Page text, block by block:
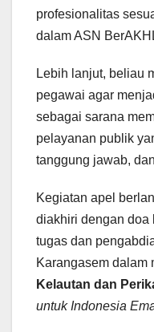
profesionalitas
dalam ASN
Lebih lanjut, beliau
pegawai agar
sebagai sarana
pelayanan publik
tanggung jawab,
Kegiatan apel
diakhiri dengan doa
tugas dan
Karangasem dalam
Kelautan dan
untuk Indonesia